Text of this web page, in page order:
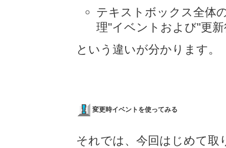
テキストボックス全体
理"イベントおよび"更
という違いが分かります。
変更時イベントを使ってみる
それでは、今回はじめて取